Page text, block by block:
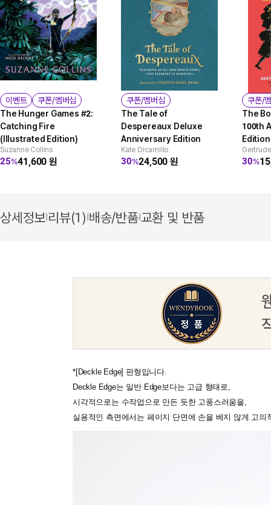
이벤트
쿠폰/멤버십
The Hunger Games #2:
Catching Fire
(Illustrated Edition)
Suzanne Collins
25%41,600원
쿠폰/멤버십
The Tale of
Despereaux Deluxe
Anniversary Edition
Kate Dicamillo
30%24,500원
쿠폰/
The
100th
Edition
30%
상세정보 리뷰(1) 배송/반품| 교환 및 반품
*[Deckle Edge] 판형입니다.
Deckle Edge는 일반 Edge보다는 고급 형태로,
시각적으로는 수작업으로 만든 듯한 고풍스러움을,
실용적인 측면에서는 페이지 단면에 손을 베지 않게 고